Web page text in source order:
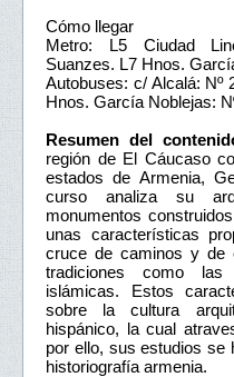
Cómo llegar
Metro: L5 Ciudad
Suanzes. L7 Hnos.
Autobuses: c/ Alcalá: Nº
Hnos. García Noblejas:
Resumen del
región de El Cáucaso
estados de Armenia,
curso analiza su
monumentos
unas características
cruce de caminos y de
tradiciones como las
islámicas. Estos
sobre la cultura
hispánico, la cual
por ello, sus estudios se
historiografía armenia.